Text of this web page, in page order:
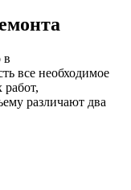
в
все необходимое
различают два